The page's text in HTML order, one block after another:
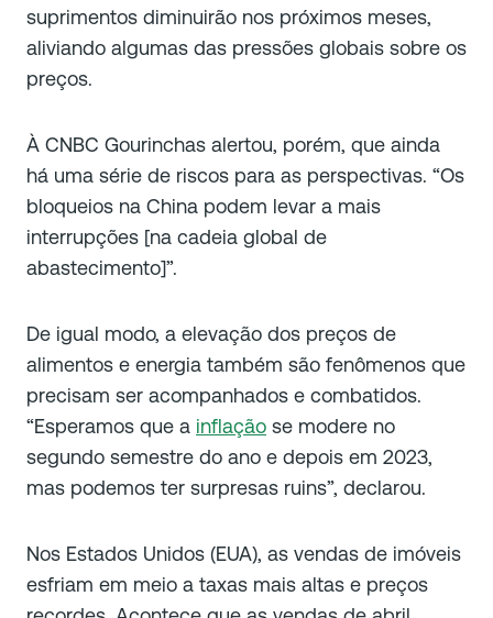
suprimentos diminuirão nos próximos meses,
aliviando algumas das pressões globais sobre os
preços.
À CNBC Gourinchas alertou, porém, que ainda
há uma série de riscos para as perspectivas. “Os
bloqueios na China podem levar a mais
interrupções [na cadeia global de
abastecimento]”.
De igual modo, a elevação dos preços de
alimentos e energia também são fenômenos que
precisam ser acompanhados e combatidos.
“Esperamos que a inflação se modere no
segundo semestre do ano e depois em 2023,
mas podemos ter surpresas ruins”, declarou.
Nos Estados Unidos (EUA), as vendas de imóveis
esfriam em meio a taxas mais altas e preços